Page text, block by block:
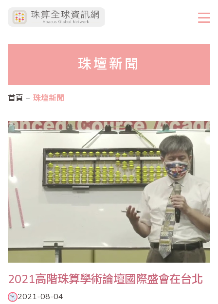
珠壇新聞
首頁 珠壇新聞
2021高階珠算學術論壇國際盛會在台北
2021-08-04